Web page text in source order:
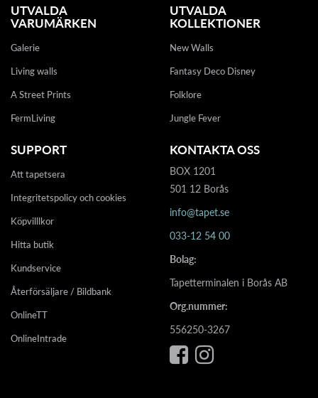
UTVALDA
VARUMÄRKEN
Galerie
Living walls
A Street Prints
FermLiving
UTVALDA
KOLLEKTIONER
New Walls
Fantasy Deco Disney
Folklore
Jungle Fever
SUPPORT
Att tapetsera
Integritetspolicy och cookies
Köpvilllkor
Hitta butik
Kundservice
Återförsäljare / Bildbank
OnlineTT
OnlineIntrade
KONTAKTA OSS
BOX 1201
501 12 Borås
info@tapet.se
033-12 54 00
Bolag:
Tapetterminalen i Borås AB
Org.nummer:
556250-3267